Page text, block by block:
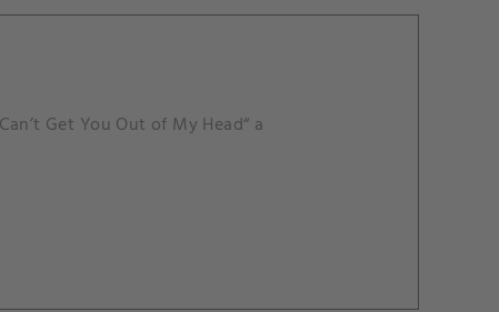
Get You Out of My Head“ a